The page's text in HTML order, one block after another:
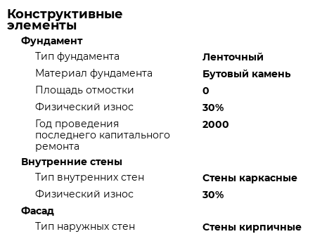
Конструктивные
элементы
Фундамент
Тип фундамента
Ленточный
Материал фундамента
Бутовый камень
Площадь отмостки
0
Физический износ
30%
Год проведения
последнего капитального
ремонта
2000
Внутренние стены
Тип внутренних стен
Стены каркасные
Физический износ
30%
Фасад
Тип наружных стен
Стены кирпичные